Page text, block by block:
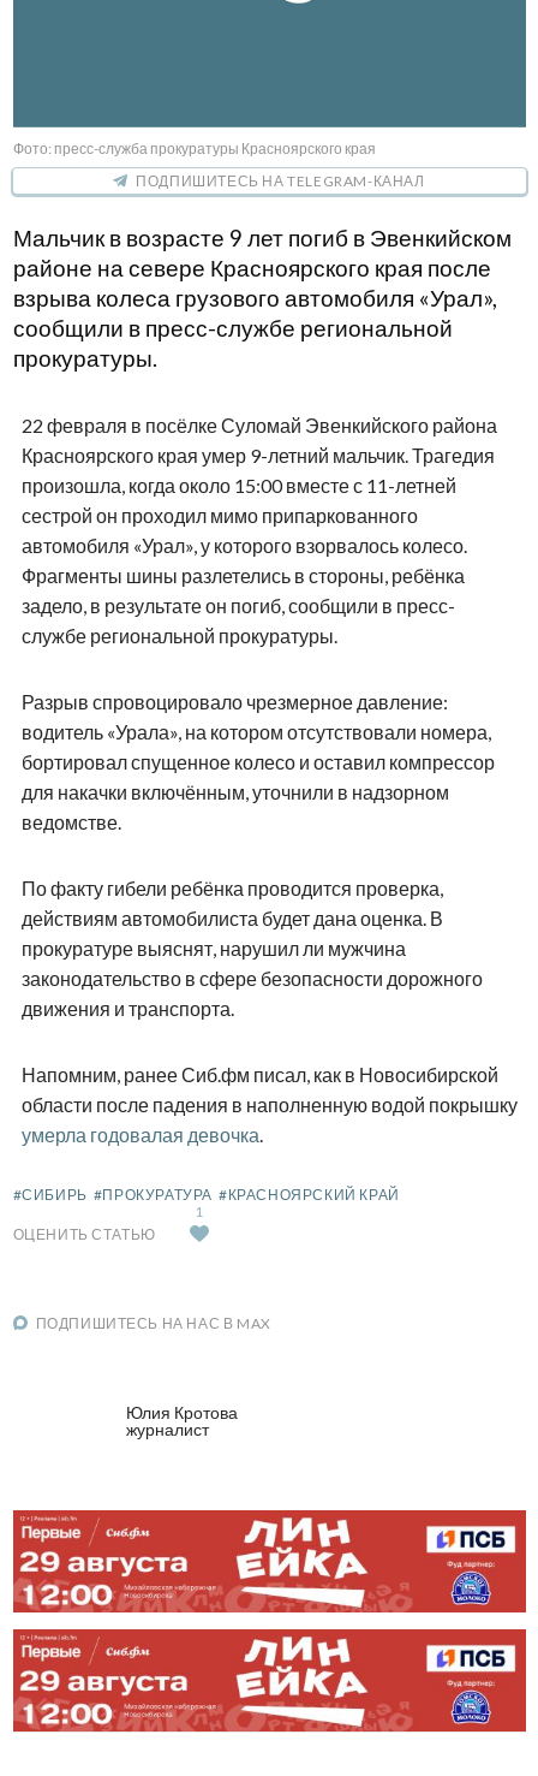
Фото: пресс-служба прокуратуры Красноярского края
ПОДПИШИТЕСЬ НА TELEGRAM-КАНАЛ
Мальчик в возрасте 9 лет погиб в Эвенкийском
районе на севере Красноярского края после
взрыва колеса грузового автомобиля «Урал»,
сообщили в пресс-службе региональной
прокуратуры.
22 февраля в посёлке Суломай Эвенкийского района
Красноярского края умер 9-летний мальчик. Трагедия
произошла, когда около 15:00 вместе с 11-летней
сестрой он проходил мимо припаркованного
автомобиля «Урал», у которого взорвалось колесо.
Фрагменты шины разлетелись в стороны, ребёнка
задело, в результате он погиб, сообщили в пресс-
службе региональной прокуратуры.
Разрыв спровоцировало чрезмерное давление:
водитель «Урала», на котором отсутствовали номера,
бортировал спущенное колесо и оставил компрессор
для накачки включённым, уточнили в надзорном
ведомстве.
По факту гибели ребёнка проводится проверка,
действиям автомобилиста будет дана оценка. В
прокуратуре выяснят, нарушил ли мужчина
законодательство в сфере безопасности дорожного
движения и транспорта.
Напомним, ранее Сиб.фм писал, как в Новосибирской
области после падения в наполненную водой покрышку
умерла годовалая девочка.
#СИБИРЬ #ПРОКУРАТУРА #КРАСНОЯРСКИЙ КРАЙ
ОЦЕНИТЬ СТАТЬЮ
1
ПОДПИШИТЕСЬ НА НАС В MAX
Юлия Кротова
журналист